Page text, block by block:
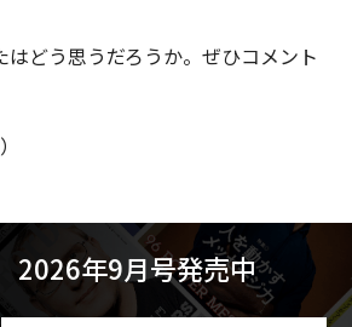
どう思うだろうか。ぜひコメント
）
2026年9月号発売中